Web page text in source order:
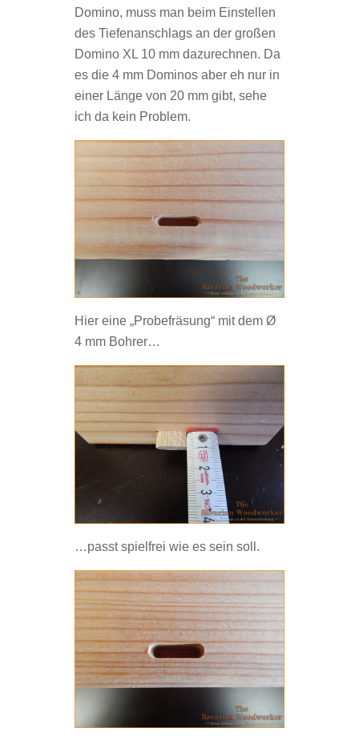
Domino, muss man beim Einstellen
des Tiefenanschlags an der großen
Domino XL 10 mm dazurechnen. Da
es die 4 mm Dominos aber eh nur in
einer Länge von 20 mm gibt, sehe
ich da kein Problem.
Hier eine „Probefräsung“ mit dem Ø
4 mm Bohrer…
…passt spielfrei wie es sein soll.